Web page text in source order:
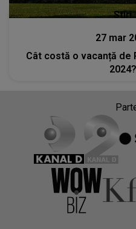
Stiri
27 mar
Cât costă o vacanță de
2024?